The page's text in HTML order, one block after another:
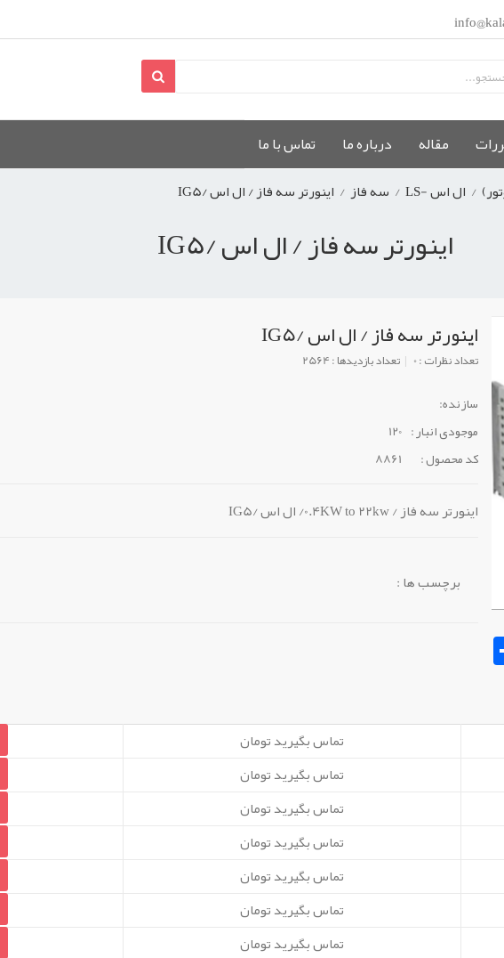
مقاله درباره ما تماس با ما
/ ال اس -LS / سه فاز / اینورتر سه فاز / ال اس /IG5
اینورتر سه فاز / ال اس /IG5
اینورتر سه فاز / ال اس /IG5
تعداد نظرات : 0 تعداد بازدیدها : 2564
سازنده:
موجودی انبار : 120
کد محصول :
8861
اینورتر سه فاز / 0.4KW to 22kw/ ال اس /IG5
برچسب ها :
تماس بگیرید تومان
تماس بگیرید تومان
تماس بگیرید تومان
تماس بگیرید تومان
تماس بگیرید تومان
تماس بگیرید تومان
تماس بگیرید تومان